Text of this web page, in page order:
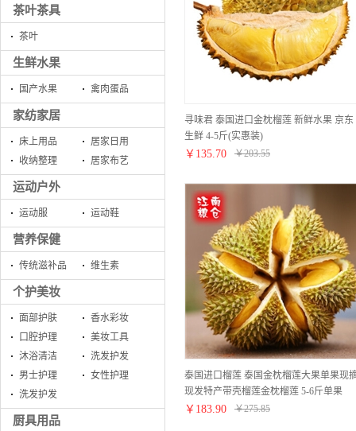
茶叶茶具
茶叶
生鲜水果
国产水果 禽肉蛋品
家纺家居
床上用品
居家日用
收纳整理
居家布艺
运动户外
运动服 运动鞋
营养保健
传统滋补品 维生素
个护美妆
面部护肤
香水彩妆
口腔护理
美妆工具
沐浴清洁
洗发护发
男士护理
女性护理
洗发护发
厨具用品
寻味君 泰国进口金枕榴莲 新鲜水果 京东
生鲜 4-5斤(实惠装)
￥ 135.70 ￥203.55
泰国进口榴莲 泰国金枕榴莲大果单果现
现发特产带壳榴莲金枕榴莲 5-6斤单果
￥ 183.90 ￥275.85